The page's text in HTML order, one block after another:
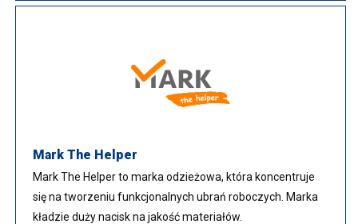
Mark The Helper
Mark The Helper to marka odzieżowa, która koncentruje
się na tworzeniu funkcjonalnych ubrań roboczych. Marka
kładzie duży nacisk na jakość materiałów.